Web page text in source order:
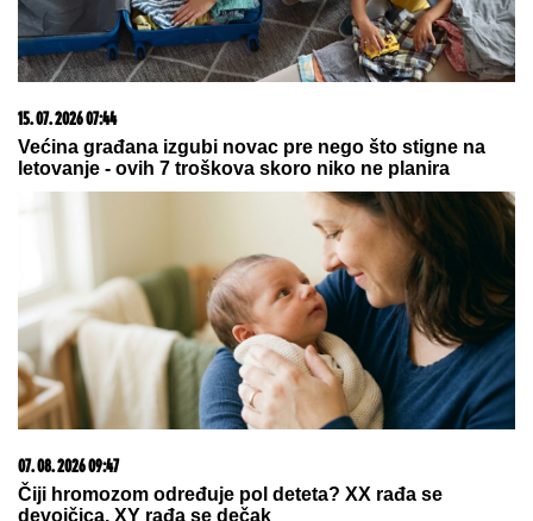
09. 07. 2026 09:20
Komfor po meri klijenata: nova linija paketa ALTA